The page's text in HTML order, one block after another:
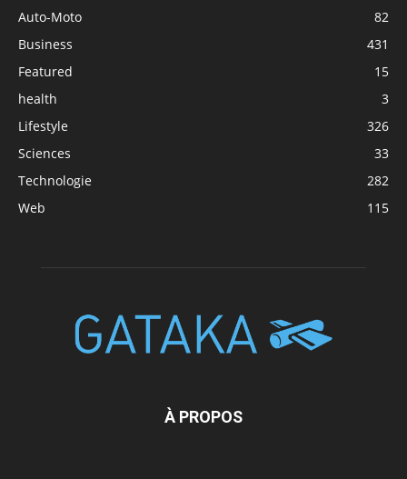
Auto-Moto
82
Business
431
Featured
15
health
3
Lifestyle
326
Sciences
33
Technologie
282
Web
115
À PROPOS